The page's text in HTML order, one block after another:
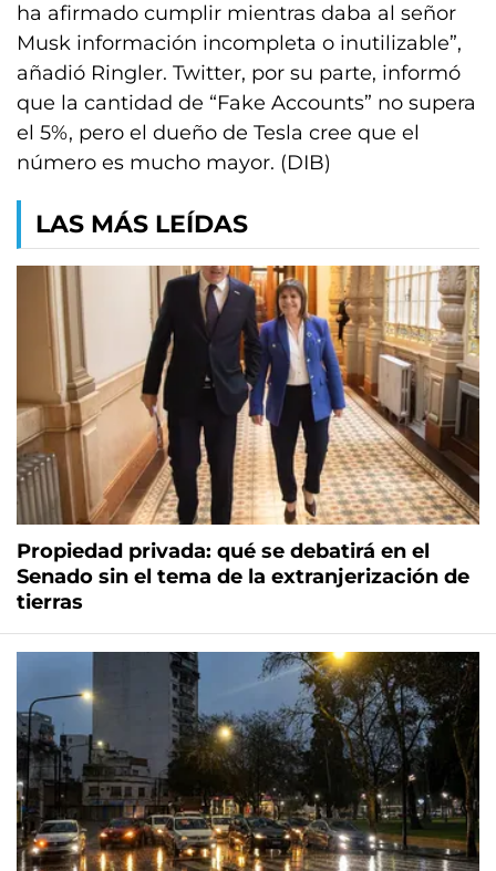
ha afirmado cumplir mientras daba al señor
Musk información incompleta o inutilizable”,
añadió Ringler. Twitter, por su parte, informó
que la cantidad de “Fake Accounts” no supera
el 5%, pero el dueño de Tesla cree que el
número es mucho mayor. (DIB)
LAS MÁS LEÍDAS
Propiedad privada: qué se debatirá en el
Senado sin el tema de la extranjerización de
tierras